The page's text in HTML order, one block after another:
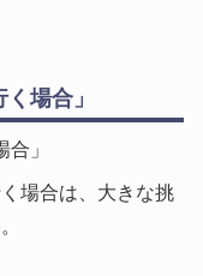
場合」
」
場合は、大きな挑